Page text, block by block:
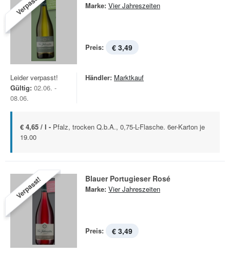
Marke: Vier Jahreszeiten
Preis: € 3,49
Leider verpasst!
Gültig: 02.06. -
08.06.
Händler: Marktkauf
€ 4,65 / l - Pfalz, trocken Q.b.A., 0,75-L-Flasche. 6er-Karton je
19.00
Verpasst! Blauer Portugieser Rosé
Marke: Vier Jahreszeiten
Preis: € 3,49